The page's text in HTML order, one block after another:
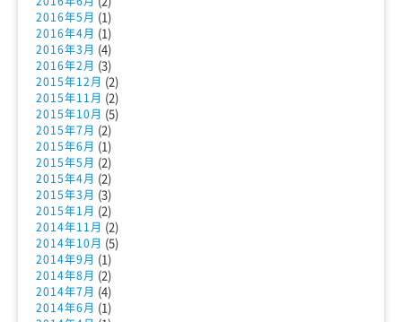
2016年5月 (1)
2016年4月 (1)
2016年3月 (4)
2016年2月 (3)
2015年12月 (2)
2015年11月 (2)
2015年10月 (5)
2015年7月 (2)
2015年6月 (1)
2015年5月 (2)
2015年4月 (2)
2015年3月 (3)
2015年1月 (2)
2014年11月 (2)
2014年10月 (5)
2014年9月 (1)
2014年8月 (2)
2014年7月 (4)
2014年6月 (1)